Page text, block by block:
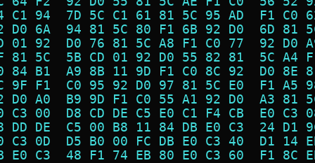
C1 94  7D 5C C1 61 81 5C 95 AD  F1
D0 6A  94 81 5C 80 F1 6B 92 D0  6D
01 92  D0 76 81 5C A8 F1 C0 77  92
81 5C  5B CD 01 92 D0 55 82 81  5C
84 B1  A9 8B 11 9D F1 C0 8C 92  D0
9F F1  C0 95 92 D0 97 81 5C E0  F1
D0 A0  B9 9D F1 C0 55 A1 92 D0  A3
C3 00  D8 CD DE C5 E0 C1 F4 CB  E0
DD DE  C5 00 B8 11 84 DB E0 C3  24
C3 0D  D5 B0 00 FC DB E0 C3 40  D1
E0 C3  48 F1 74 EB 80 E0 C3 60  F1